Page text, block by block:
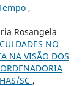
,
Rosangela
NO
NA VISÃO DOS
SC ,